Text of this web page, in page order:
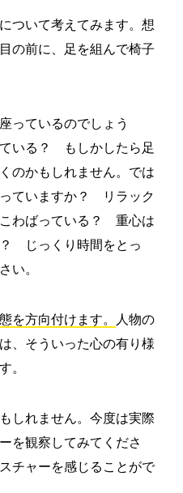
ついて考えてみます。想
の前に、足を組んで椅子
っているのでしょう
いる？ もしかしたら足
のかもしれません。では
ていますか？ リラック
わばっている？ 重心は
じっくり時間をとっ
い。
を方向付けます。
人物の
、そういった心の有り様
。
しれません。今度は実際
を観察してみてくださ
チャーを感じることがで